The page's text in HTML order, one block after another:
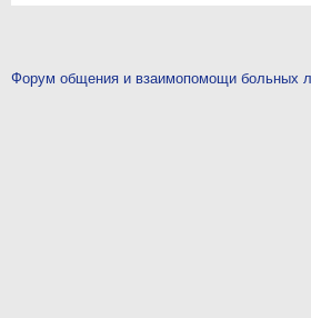
Форум общения и взаимопомощи больных